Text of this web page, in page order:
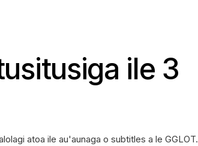
ile 3
atoa ile au'aunaga o subtitles a le GGLOT.